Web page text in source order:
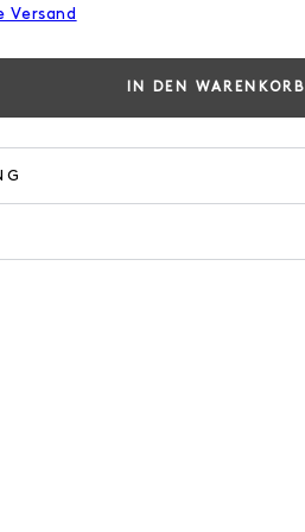
Versand
IN DEN WARENKORB